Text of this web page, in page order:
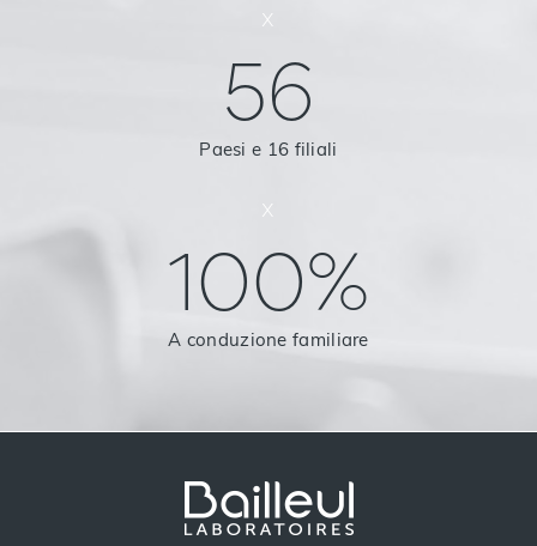
x
56
Paesi e 16 filiali
x
100%
A conduzione familiare